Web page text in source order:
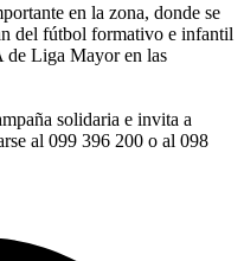
en la zona, donde se
del fútbol formativo e infantil
de Liga Mayor en las
solidaria e invita a
al 099 396 200 o al 098